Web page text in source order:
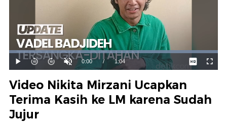
Mainkan
Suara
Hidup
Waktu
ini
0:00 / Durasi
1:04
Dimuat:
100.00%
Video Nikita Mirzani Ucapkan
Terima Kasih ke LM karena Sudah
Jujur